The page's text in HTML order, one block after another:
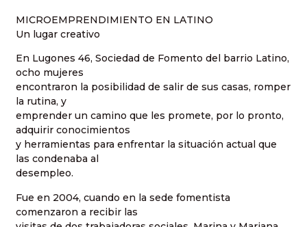
MICROEMPRENDIMIENTO EN LATINO
Un lugar creativo
En Lugones 46, Sociedad de Fomento del barrio Latino,
ocho mujeres
encontraron la posibilidad de salir de sus casas, romper
la rutina, y
emprender un camino que les promete, por lo pronto,
adquirir conocimientos
y herramientas para enfrentar la situación actual que
las condenaba al
desempleo.
Fue en 2004, cuando en la sede fomentista
comenzaron a recibir las